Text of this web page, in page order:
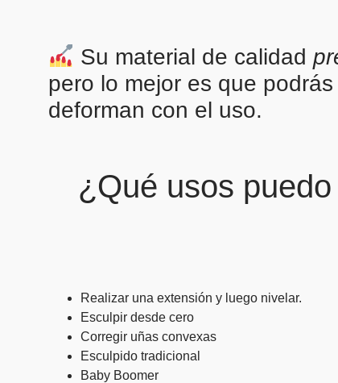
Su material de calidad
pero lo mejor es que
deforman con el uso.
¿Qué usos
Realizar una extensión y luego nivelar.
Esculpir desde cero
Corregir uñas convexas
Esculpido tradicional
Baby Boomer